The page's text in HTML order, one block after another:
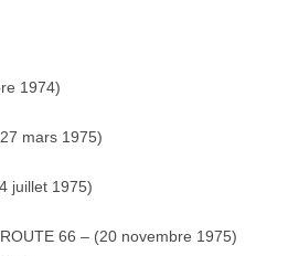
1974)
mars 1975)
juillet 1975)
66 – (20 novembre 1975)